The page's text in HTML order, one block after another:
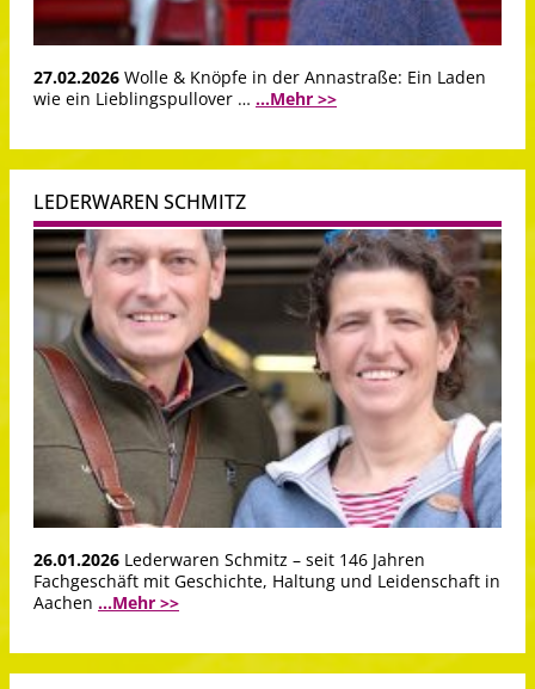
27.02.2026 Wolle & Knöpfe in der Annastraße: Ein Laden
wie ein Lieblingspullover … ...Mehr >>
LEDERWAREN SCHMITZ
26.01.2026 Lederwaren Schmitz – seit 146 Jahren
Fachgeschäft mit Geschichte, Haltung und Leidenschaft in
Aachen ...Mehr >>